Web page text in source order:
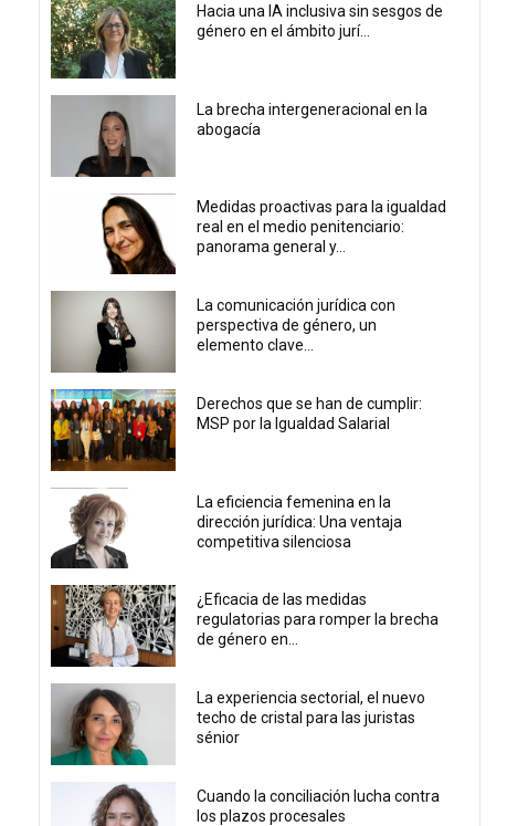
Hacia una IA inclusiva sin sesgos de
género en el ámbito jurí...
La brecha intergeneracional en la
abogacía
Medidas proactivas para la igualdad
real en el medio penitenciario:
panorama general y...
La comunicación jurídica con
perspectiva de género, un
elemento clave...
Derechos que se han de cumplir:
MSP por la Igualdad Salarial
La eficiencia femenina en la
dirección jurídica: Una ventaja
competitiva silenciosa
¿Eficacia de las medidas
regulatorias para romper la brecha
de género en...
La experiencia sectorial, el nuevo
techo de cristal para las juristas
sénior
Cuando la conciliación lucha contra
los plazos procesales